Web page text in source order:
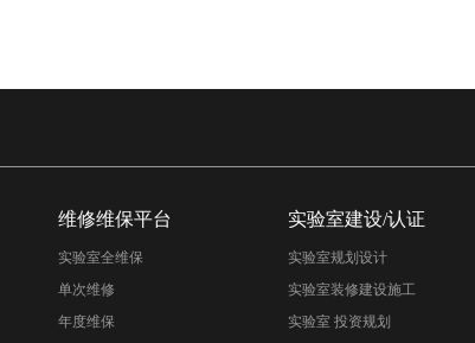
维修维保平台
实验室全维保
单次维修
年度维保
实验室建设/认证
实验室规划设计
实验室装修建设施工
实验室 投资规划